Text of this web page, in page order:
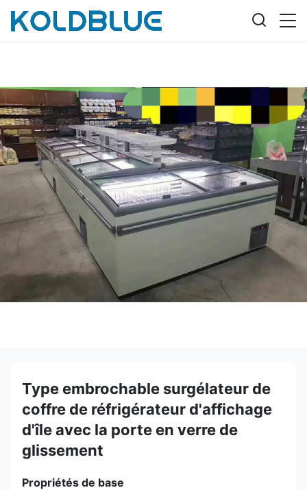
Type embrochable surgélateur de
coffre de réfrigérateur d'affichage
d'île avec la porte en verre de
glissement
Propriétés de base